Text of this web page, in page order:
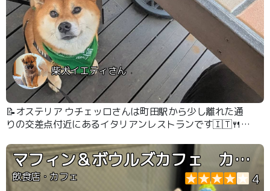
柴犬イエティさん
📝オステリア ウチェッロさんは町田駅から少し離れた通
りの交差点付近にあるイタリアンレストランです🇮🇹🍴
く、味付けも手の込んだソースで良かったです😋👍✨
マフィン＆ボウルズカフェ カップス
飲食店・カフェ 4